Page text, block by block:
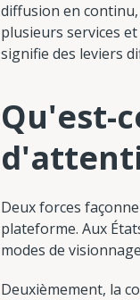
diffusion en
plusieurs services
signifie des leviers
Qu'est-
Deux forces
plateforme. Aux
modes de
Deuxièmement, la